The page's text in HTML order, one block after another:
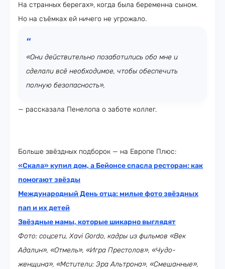
На странных берегах», когда была беременна сыном.
Но на съёмках ей ничего не угрожало.
«Они действительно позаботились обо мне и
сделали всё необходимое, чтобы обеспечить
полную безопасность»,
— рассказала Пенелопа о заботе коллег.
Больше звёздных подборок — на Европе Плюс:
«Скала» купил дом, а Бейонсе спасла ресторан: как
помогают звёзды
Международный День отца: милые фото звёздных
пап и их детей
Звёздные мамы, которые шикарно выглядят
Фото: соцсети, Xavi Gordo, кадры из фильмов «Век
Адалин», «Отмель», «Игра Престолов», «Чудо-
женщина», «Мстители: Эра Альтрона», «Смешанные»,